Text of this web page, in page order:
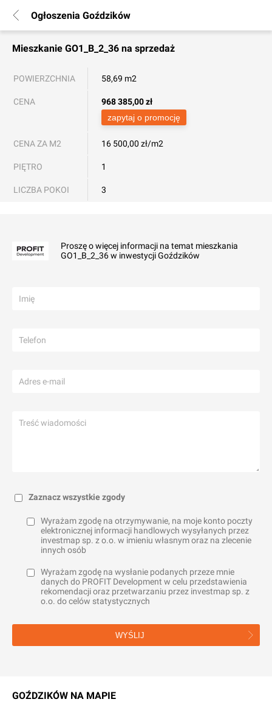
Ogłoszenia Goździków
Mieszkanie GO1_B_2_36 na sprzedaż
POWIERZCHNIA 58,69 m2
CENA 968 385,00zł
zapytaj o promocję
CENA ZA M2 16 500,00 zł/m2
PIĘTRO 1
LICZBA POKOI 3
Proszę o więcej informacji na temat mieszkania
GO1_B_2_36 w inwestycji Goździków
Zaznacz wszystkie zgody
Wyrażam zgodę na otrzymywanie, na moje konto poczty
elektronicznej informacji handlowych wysyłanych przez
investmap sp. z o.o. w imieniu własnym oraz na zlecenie
innych osób
Wyrażam zgodę na wysłanie podanych przeze mnie
danych do PROFIT Development w celu przedstawienia
rekomendacji oraz przetwarzaniu przez investmap sp. z
o.o. do celów statystycznych
WYŚLIJ
GOŹDZIKÓW NA MAPIE